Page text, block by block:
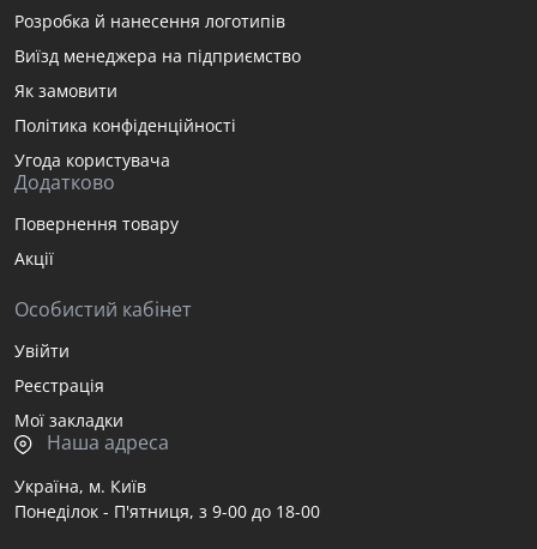
Розробка й нанесення логотипів
Виїзд менеджера на підприємство
Як замовити
Політика конфіденційності
Угода користувача
Додатково
Повернення товару
Акції
Особистий кабінет
Увійти
Реєстрація
Мої закладки
Наша адреса
Україна, м. Київ
Понеділок - П'ятниця, з 9-00 до 18-00